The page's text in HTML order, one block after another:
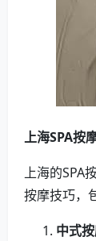
上海SPA按
上海的SPA
按摩技巧，
中式